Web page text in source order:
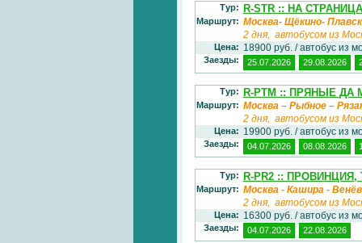
Тур: R-STR :: НА
Маршрут: Москва- Щёкино-
2 дня, автобусом из
Цена: 18900 руб. / автобус из
Заезды: 25.07.2026 29.08.2026
Тур: R-PTM :: ПРЯНЫЕ
Маршрут: Москва – Рыбное –
2 дня, автобусом из
Цена: 19900 руб. / автобус из
Заезды: 04.07.2026 08.08.2026
Тур: R-PR2 ::
Маршрут: Москва - Кашира -
2 дня, автобусом из
Цена: 16300 руб. / автобус из
Заезды: 04.07.2026 22.08.2026